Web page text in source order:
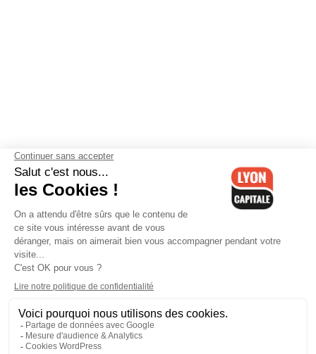
Contactez-nous-Mentions légales-CGV-Politique de
confidentialité-Gestion des cookies